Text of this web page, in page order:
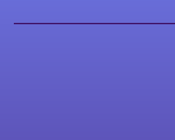
انتخاب